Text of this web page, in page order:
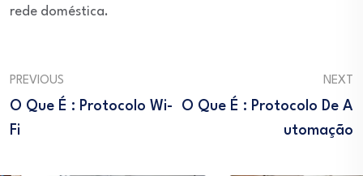
rede doméstica.
PREVIOUS
O Que É : Protocolo Wi-
Fi
NEXT
O Que É : Protocolo De A
Utomação